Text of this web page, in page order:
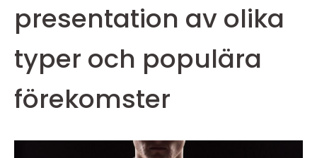
presentation av olika
typer och populära
förekomster